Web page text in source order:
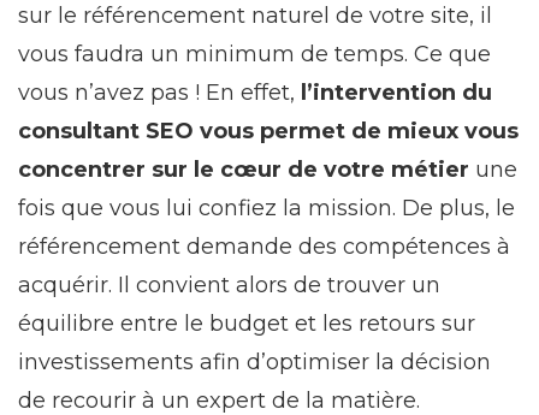
sur le référencement naturel de votre site, il
vous faudra un minimum de temps. Ce que
vous n’avez pas ! En effet, l’intervention du
consultant SEO vous permet de mieux vous
concentrer sur le cœur de votre métier une
fois que vous lui confiez la mission. De plus, le
référencement demande des compétences à
acquérir. Il convient alors de trouver un
équilibre entre le budget et les retours sur
investissements afin d’optimiser la décision
de recourir à un expert de la matière.